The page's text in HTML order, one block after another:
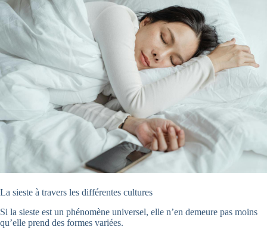
La sieste à travers les différentes cultures
Si la sieste est un phénomène universel, elle n’en demeure pas moins
qu’elle prend des formes variées.